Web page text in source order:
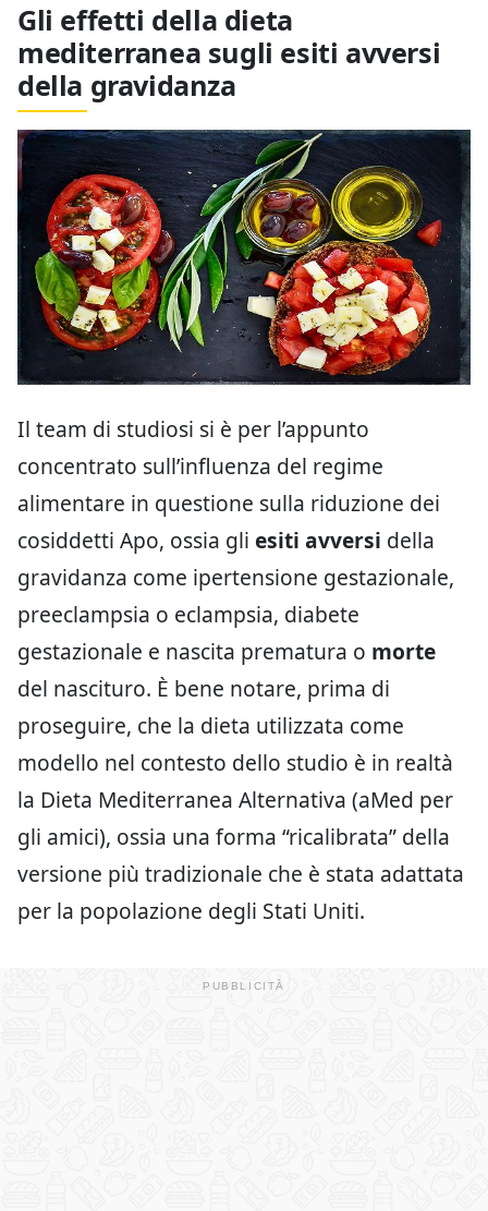
Gli effetti della dieta
mediterranea sugli esiti avversi
della gravidanza
Il team di studiosi si è per l’appunto
concentrato sull’influenza del regime
alimentare in questione sulla riduzione dei
cosiddetti Apo, ossia gli esiti avversi della
gravidanza come ipertensione gestazionale,
preeclampsia o eclampsia, diabete
gestazionale e nascita prematura o morte
del nascituro. È bene notare, prima di
proseguire, che la dieta utilizzata come
modello nel contesto dello studio è in realtà
la Dieta Mediterranea Alternativa (aMed per
gli amici), ossia una forma “ricalibrata” della
versione più tradizionale che è stata adattata
per la popolazione degli Stati Uniti.